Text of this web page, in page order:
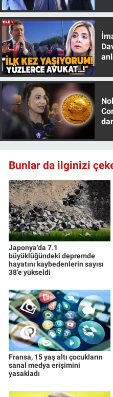
Bunlar da ilginizi
Japonya'da 7.1
büyüklüğündeki depremde
hayatını kaybedenlerin sayısı
38'e yükseldi
Fransa, 15 yaş altı çocukların
sanal medya erişimini
yasakladı
Sağlık
Spor
Teknoloji
Türkiye'nin Geleceği
Türkiye'nin Gündemi
Canlı Yayın